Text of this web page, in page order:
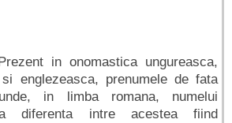
in onomastica ungureasca,
englezeasca, prenumele de fata
in limba romana, numelui
diferenta intre acestea fiind